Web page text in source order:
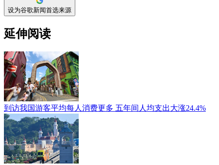
设为谷歌新闻首选来源
延伸阅读
到访我国游客平均每人消费更多 五年间人均支出大涨24.4%